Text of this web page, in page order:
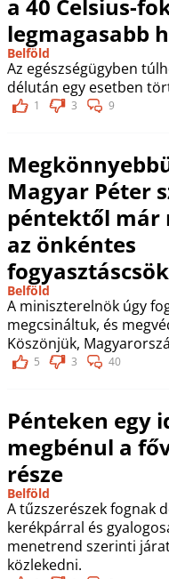
a 40 Celsius-
legmagasabb
Belföld
Az egészségügyben
délután egy esetben
1 3 9
Magyar Péter
péntektől már
az önkéntes
Belföld
A miniszterelnök úgy
megcsináltuk, és
Köszönjük,
5 3 40
Pénteken egy
megbénul a
része
Belföld
A tűzszerészek fognak
kerékpárral és
menetrend szerinti
közlekedni.